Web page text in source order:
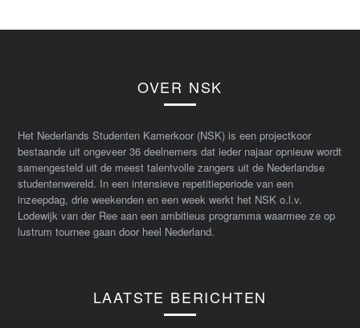
OVER NSK
Het Nederlands Studenten Kamerkoor (NSK) is een projectkoor
bestaande uit ongeveer 36 deelnemers dat ieder najaar opnieuw wordt
samengesteld uit de meest talentvolle zangers uit de Nederlandse
studentenwereld. In een intensieve repetitieperiode van een
inzeepdag, drie weekenden en een week werkt het NSK o.l.v.
Lodewijk van der Ree aan een ambitieus programma waarmee ze op
lustrum tournee gaan door heel Nederland.
LAATSTE BERICHTEN